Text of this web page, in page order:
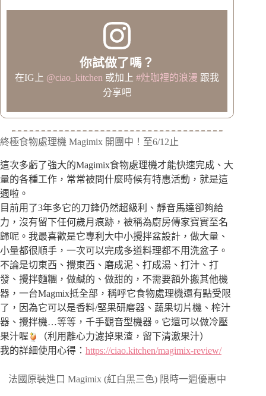
你試做了嗎？
在IG上 @ciao_kitchen 或加上#灶咖裡的浪漫 跟我
分享吧
終極食物處理機 Magimix 開團中！至6/12止
這次多虧了強大的Magimix食物處理機才能快速完成、大
量的各種工作，常常被問什麼時候有特惠活動，就是這
週啦。
目前用了3年多它的刀鋒仍然超級利、靜音馬達卻夠給
力，沒有留下任何歲月痕跡，被稱為廚房傳家寶實至名
歸呢。我最喜歡是它專利大中小攪拌盆設計，做大量、
小量都很順手，一次可以完成多道料理都不用洗盆子。
不論是切東西、攪東西、磨成泥、打成湯、打汁、打
發、攪拌麵糰，做鹹的、做甜的，不需要額外搬其他機
器，一台Magmix抵全部，稱呼它食物處理機還有點受限
了，因為它可以是香料/堅果研磨器、蔬果切片機、榨汁
器、攪拌機…等等，千手觀音型機器。它還可以做冷壓
果汁喔
（利用離心力濾掉果渣，留下清澈果汁）
我的詳細使用心得： https://ciao.kitchen/magimix-review/
法國原裝進口 Magimix (紅白黑三色) 限時一週優惠中